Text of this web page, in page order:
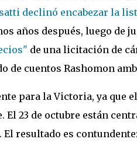
declinó encabezar la
años después, luego de
de una licitación de
de cuentos Rashomon
para la Victoria, ya que
El 23 de octubre están
resultado es